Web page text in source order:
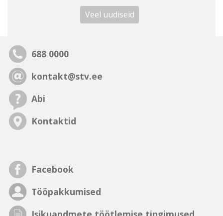
Veel uudiseid
688 0000
kontakt@stv.ee
Abi
Kontaktid
Facebook
Tööpakkumised